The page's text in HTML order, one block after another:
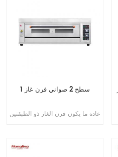
1 سطح 2 صواني فرن غاز
عادة ما يكون فرن الغاز ذو الطبقتين
يمكن أن يصل HLY-102F إلى درجة